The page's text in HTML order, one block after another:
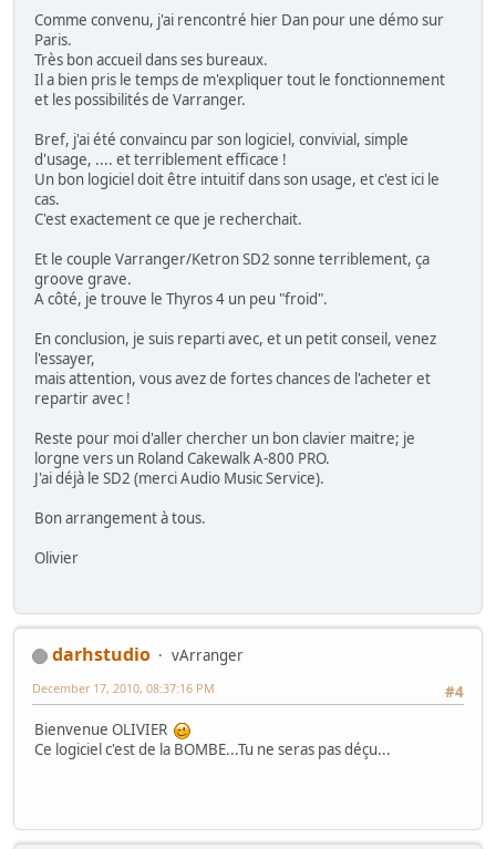
Comme convenu, j'ai rencontré hier Dan pour une démo sur
Paris.
Très bon accueil dans ses bureaux.
Il a bien pris le temps de m'expliquer tout le fonctionnement
et les possibilités de Varranger.
Bref, j'ai été convaincu par son logiciel, convivial, simple
d'usage, .... et terriblement efficace !
Un bon logiciel doit être intuitif dans son usage, et c'est ici le
cas.
C'est exactement ce que je recherchait.
Et le couple Varranger/Ketron SD2 sonne terriblement, ça
groove grave.
A côté, je trouve le Thyros 4 un peu "froid".
En conclusion, je suis reparti avec, et un petit conseil, venez
l'essayer,
mais attention, vous avez de fortes chances de l'acheter et
repartir avec !
Reste pour moi d'aller chercher un bon clavier maitre; je
lorgne vers un Roland Cakewalk A-800 PRO.
J'ai déjà le SD2 (merci Audio Music Service).
Bon arrangement à tous.
Olivier
darhstudio
vArranger
#4
December 17, 2010, 08:37:16 PM
Bienvenue OLIVIER
Ce logiciel c'est de la BOMBE...Tu ne seras pas déçu...